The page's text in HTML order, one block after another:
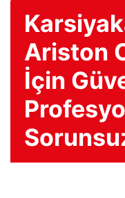
Ariston
İçin